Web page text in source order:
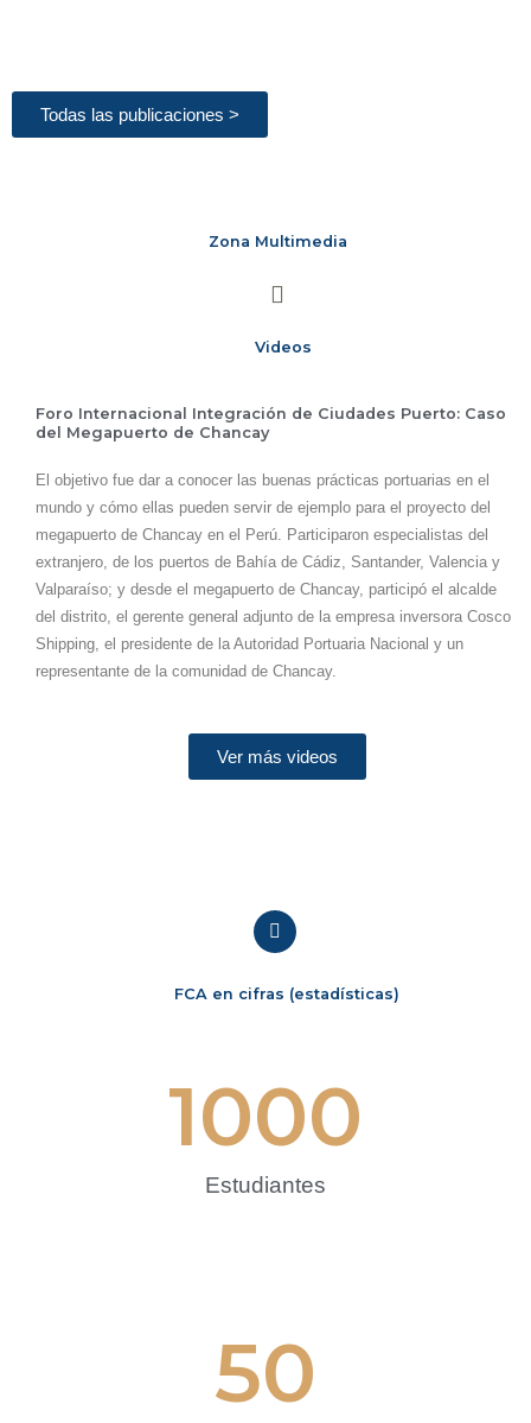
Todas las publicaciones >
Zona Multimedia
Videos
Foro Internacional Integración de Ciudades Puerto: Caso
del Megapuerto de Chancay
El objetivo fue dar a conocer las buenas prácticas portuarias en el
mundo y cómo ellas pueden servir de ejemplo para el proyecto del
megapuerto de Chancay en el Perú. Participaron especialistas del
extranjero, de los puertos de Bahía de Cádiz, Santander, Valencia y
Valparaíso; y desde el megapuerto de Chancay, participó el alcalde
del distrito, el gerente general adjunto de la empresa inversora Cosco
Shipping, el presidente de la Autoridad Portuaria Nacional y un
representante de la comunidad de Chancay.
Ver más videos
FCA en cifras (estadísticas)
Estudiantes
1000
50